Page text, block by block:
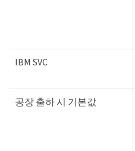
IBM SVC
공장 출하 시 기본값